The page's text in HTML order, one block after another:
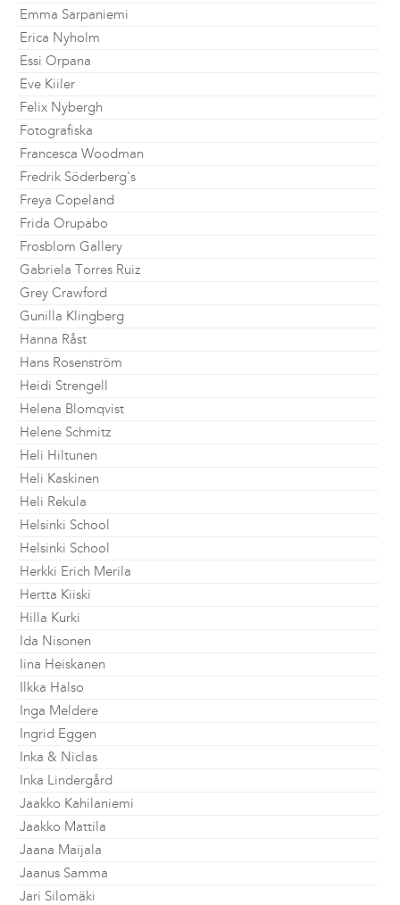
Emma Sarpaniemi
Erica Nyholm
Essi Orpana
Eve Kiiler
Felix Nybergh
Fotografiska
Francesca Woodman
Fredrik Söderberg's
Freya Copeland
Frida Orupabo
Frosblom Gallery
Gabriela Torres Ruiz
Grey Crawford
Gunilla Klingberg
Hanna Råst
Hans Rosenström
Heidi Strengell
Helena Blomqvist
Helene Schmitz
Heli Hiltunen
Heli Kaskinen
Heli Rekula
Helsinki School
Helsinki School
Herkki Erich Merila
Hertta Kiiski
Hilla Kurki
Ida Nisonen
Iina Heiskanen
Ilkka Halso
Inga Meldere
Ingrid Eggen
Inka & Niclas
Inka Lindergård
Jaakko Kahilaniemi
Jaakko Mattila
Jaana Maijala
Jaanus Samma
Jari Silomäki